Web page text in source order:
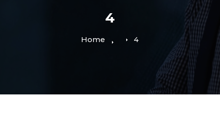
4
Home 4